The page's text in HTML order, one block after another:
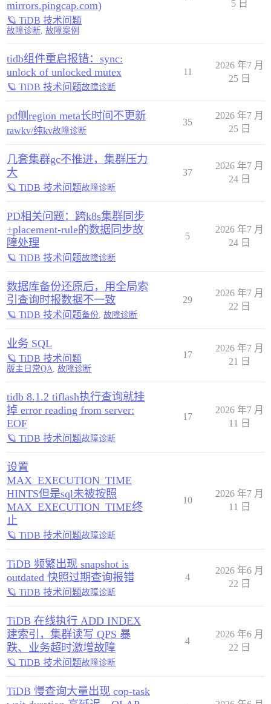
mirrors.pingcap.com)
🪐 TiDB 技术问题
故障诊断, 故障案例
5 日
tidb组件重启报错：sync:
unlock of unlocked mutex
🪐 TiDB 技术问题故障诊断
11
2026 年7 月
25 日
pd侧region meta长时间不更新
rawkv/纯kv故障诊断
35
2026 年7 月
25 日
几套集群gc不推进，集群压力
大
🪐 TiDB 技术问题故障诊断
37
2026 年7 月
24 日
PD相关问题：跨k8s集群同步
+placement-rule的数据同步故
障处理
🪐 TiDB 技术问题故障诊断
5
2026 年7 月
24 日
数据库备份还原后，用全局索
引查询时报数据不一致
🪐 TiDB 技术问题备份 故障诊断
29
2026 年7 月
22 日
业务 SQL
🪐 TiDB 技术问题
版主日常QA, 故障诊断
17
2026 年7 月
21 日
tidb 8.1.2 tiflash执行查询就挂
掉 error reading from server:
EOF
🪐 TiDB 技术问题故障诊断
17
2026 年7 月
11 日
设置
MAX_EXECUTION_TIME
HINTS但是sql未被按照
MAX_EXECUTION_TIME终
止
🪐 TiDB 技术问题故障诊断
10
2026 年7 月
11 日
TiDB 频繁出现 snapshot is
outdated 快照过期查询报错
🪐 TiDB 技术问题故障诊断
4
2026 年6 月
22 日
TiDB 在线执行 ADD INDEX
建索引，集群读写 QPS 暴
跌、业务超时激增故障
🪐 TiDB 技术问题故障诊断
4
2026 年6 月
22 日
TiDB 慢查询大量出现 cop-task